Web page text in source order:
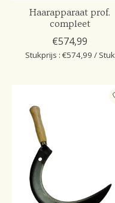
Haarapparaat prof.
compleet
€574,99
Stukprijs : €574,99 / Stuk